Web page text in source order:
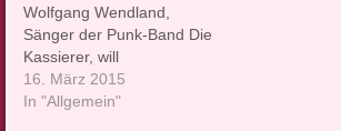
Wolfgang Wendland,
Sänger der Punk-Band Die
Kassierer, will
Oberbürgermeister von
Bochum werden. Stefan
16. März 2015
In "Allgemein"